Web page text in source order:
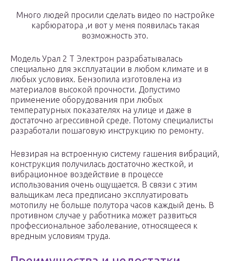
Много людей просили сделать видео по настройке
карбюратора ,и вот у меня появилась такая
возможность это.
Модель Урал 2 Т Электрон разрабатывалась
специально для эксплуатации в любом климате и в
любых условиях. Бензопила изготовлена из
материалов высокой прочности. Допустимо
применение оборудования при любых
температурных показателях на улице и даже в
достаточно агрессивной среде. Потому специалисты
разработали пошаговую инструкцию по ремонту.
Невзирая на встроенную систему гашения вибраций,
конструкция получилась достаточно жесткой, и
вибрационное воздействие в процессе
использования очень ощущается. В связи с этим
вальщикам леса предписано эксплуатировать
мотопилу не больше полутора часов каждый день. В
противном случае у работника может развиться
профессиональное заболевание, относящееся к
вредным условиям труда.